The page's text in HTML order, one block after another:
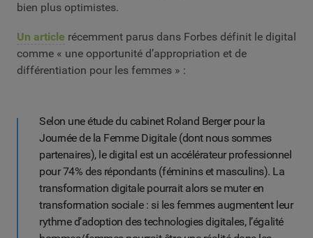
bien plus optimistes.
Un article récemment parus dans Forbes définit le digital
comme « une opportunité d’appropriation et de
différentiation pour les femmes » :
Selon une étude du cabinet Roland Berger pour la
Journée de la Femme Digitale (dont nous sommes
partenaires), le digital est un accélérateur professionnel
pour 74% des répondants (féminins et masculins). La
transformation digitale pourrait alors se muter en
transformation sociale : si les femmes augmentent leur
rythme d’adoption des technologies digitales, l’égalité